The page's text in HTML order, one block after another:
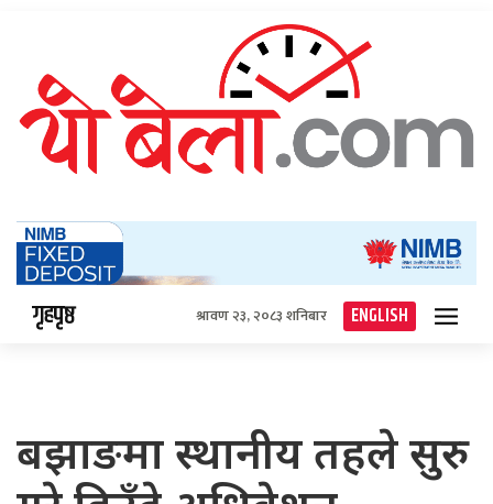
गृहपृष्ठ श्रावण २३, २०८३ शनिबार ENGLISH
बझाङमा स्थानीय तहले सुरु